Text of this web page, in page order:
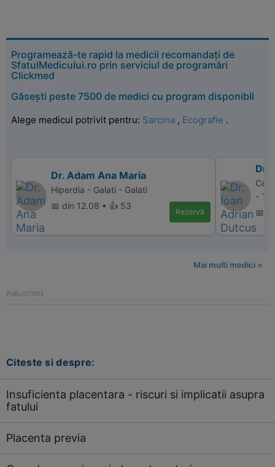
Programează-te rapid la medicii recomandați de
SfatulMedicului.ro prin serviciul de programări
Clickmed
Găsești peste 7500 de medici cu program disponibil
Alege medicul potrivit pentru: Sarcina , Ecografie .
Dr. Adam Ana Maria
Hiperdia - Galati - Galati
📅 din 12.08 • 👍 53
Rezervă
Dr.
-
📅
Mai multi medici >
Citeste si despre:
Insuficienta placentara - riscuri si implicatii asupra
fatului
Placenta previa